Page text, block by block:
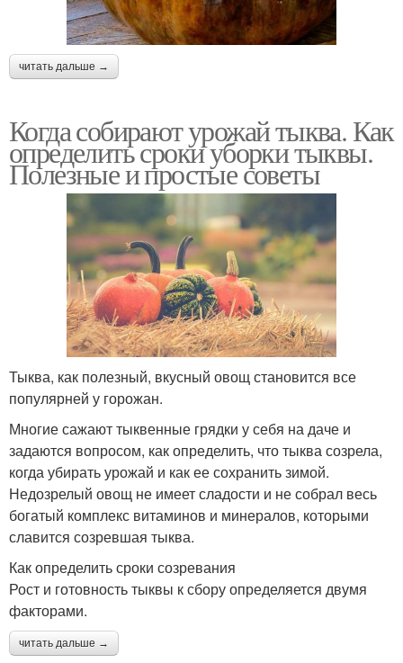
читать дальше →
Когда собирают урожай тыква. Как
определить сроки уборки тыквы.
Полезные и простые советы
Тыква, как полезный, вкусный овощ становится все
популярней у горожан.
Многие сажают тыквенные грядки у себя на даче и
задаются вопросом, как определить, что тыква созрела,
когда убирать урожай и как ее сохранить зимой.
Недозрелый овощ не имеет сладости и не собрал весь
богатый комплекс витаминов и минералов, которыми
славится созревшая тыква.
Как определить сроки созревания
Рост и готовность тыквы к сбору определяется двумя
факторами.
читать дальше →